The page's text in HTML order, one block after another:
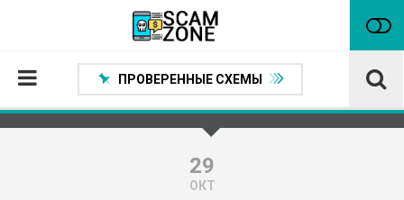
Проверенные способы заработка
ПРОВЕРЕННЫЕ СХЕМЫ
29
ОКТ